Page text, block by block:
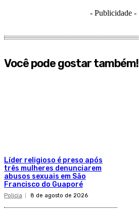
- Publicidade -
Você pode gostar também!
Líder religioso é preso após
três mulheres denunciarem
abusos sexuais em São
Francisco do Guaporé
Policia 8 de agosto de 2026